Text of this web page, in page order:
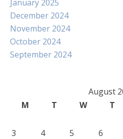
January 2025
December 2024
November 2024
October 2024
September 2024
August
M
T W T
3
4 5 6